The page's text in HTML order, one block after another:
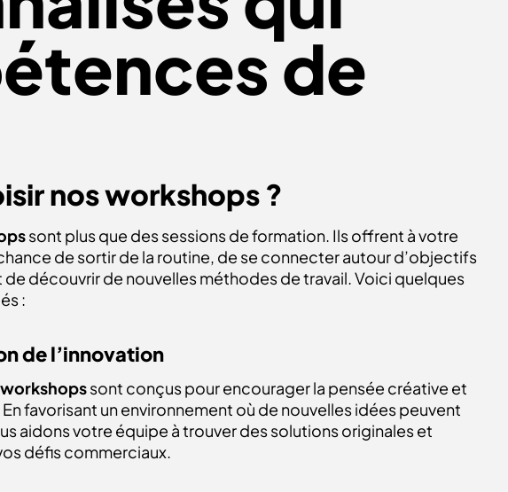
de
nos workshops ?
sont plus que des sessions de formation. Ils offrent à votre
de sortir de la routine, de se connecter autour d’objectifs
de découvrir de nouvelles méthodes de travail. Voici quelques
:
de l’innovation
workshopssont conçus pour encourager la pensée créative et
En favorisant un environnement où de nouvelles idées peuvent
aidons votre équipe à trouver des solutions originales et
défis commerciaux.